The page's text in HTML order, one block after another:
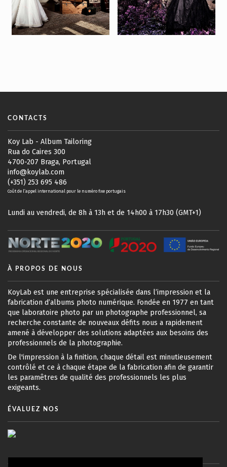
CONTACTS
Koy Lab - Album Tailoring
Rua do Caires 300
4700-207 Braga, Portugal
info@koylab.com
(+351) 253 695 486
Coût de l’appel international pour le numéro fixe portugais
Lundi au vendredi, de 8h à 13h et de 14h00 à 17h30 (GMT+1)
À PROPOS DE NOUS
KoyLab est une entreprise spécialisée dans l’impression et la
fabrication d’albums photo numérique. Fondée en 1977 en tant
que laboratoire photo par un photographe professionnel, sa
recherche constante de nouveaux défits nous a rapidement
amené à développer des solutions adaptées aux besoins des
professionnels de la photographie.
De l'impression à la finition, chaque détail est minutieusement
contrôlé et ce à chaque étape de la fabrication afin de garantir
les paramêtres de qualité des professionnels les plus
exigeants.
ÉVALUEZ NOS